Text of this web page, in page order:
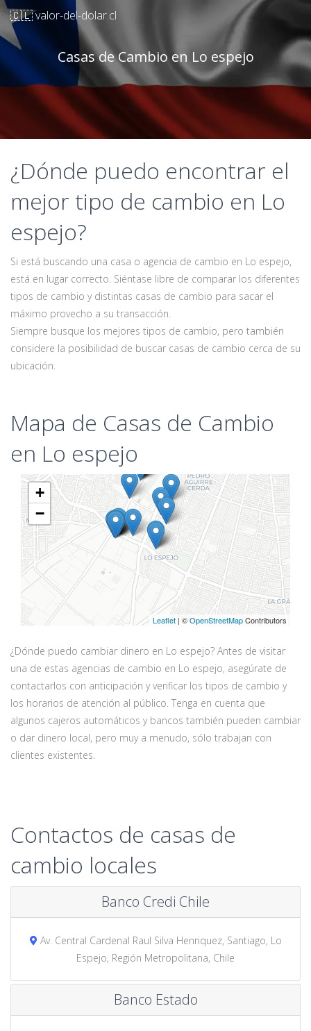
🇨🇱 valor-del-dolar.cl
Casas de Cambio en Lo espejo
¿Dónde puedo encontrar el
mejor tipo de cambio en Lo
espejo?
Si está buscando una casa o agencia de cambio en Lo espejo,
está en lugar correcto. Siéntase libre de comparar los diferentes
tipos de cambio y distintas casas de cambio para sacar el
máximo provecho a su transacción.
Siempre busque los mejores tipos de cambio, pero también
considere la posibilidad de buscar casas de cambio cerca de su
ubicación.
Mapa de Casas de Cambio
en Lo espejo
+
−
Leaflet | ©OpenStreetMapContributors
¿Dónde puedo cambiar dinero en Lo espejo? Antes de visitar
una de estas agencias de cambio en Lo espejo, asegúrate de
contactarlos con anticipación y verificar los tipos de cambio y
los horarios de atención al público. Tenga en cuenta que
algunos cajeros automáticos y bancos también pueden cambiar
o dar dinero local, pero muy a menudo, sólo trabajan con
clientes existentes.
Contactos de casas de
cambio locales
Banco Credi Chile
Av. Central Cardenal Raul Silva Henriquez, Santiago, Lo
Espejo, Región Metropolitana, Chile
Banco Estado